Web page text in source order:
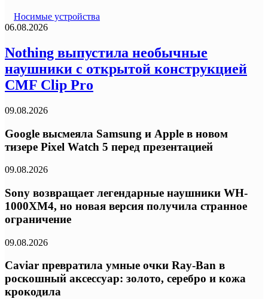
Носимые устройства
06.08.2026
Nothing выпустила необычные
наушники с открытой конструкцией
CMF Clip Pro
09.08.2026
Google высмеяла Samsung и Apple в новом
тизере Pixel Watch 5 перед презентацией
09.08.2026
Sony возвращает легендарные наушники WH-
1000XM4, но новая версия получила странное
ограничение
09.08.2026
Caviar превратила умные очки Ray-Ban в
роскошный аксессуар: золото, серебро и кожа
крокодила